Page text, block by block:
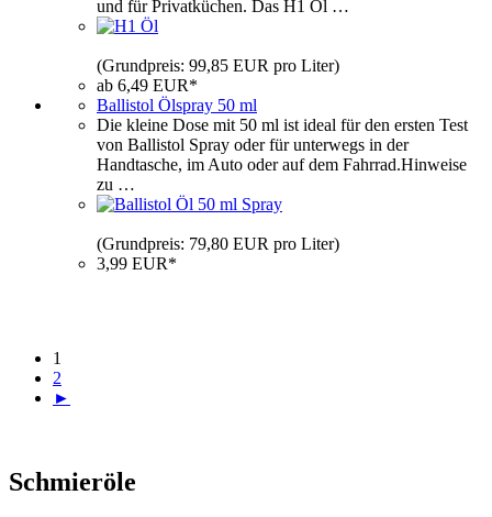
und für Privatküchen. Das H1 Öl …
(Grundpreis: 99,85 EUR pro Liter)
ab 6,49 EUR*
Ballistol Ölspray 50 ml
Die kleine Dose mit 50 ml ist ideal für den ersten Test
von Ballistol Spray oder für unterwegs in der
Handtasche, im Auto oder auf dem Fahrrad.Hinweise
zu …
(Grundpreis: 79,80 EUR pro Liter)
3,99 EUR*
1
2
►
Schmieröle